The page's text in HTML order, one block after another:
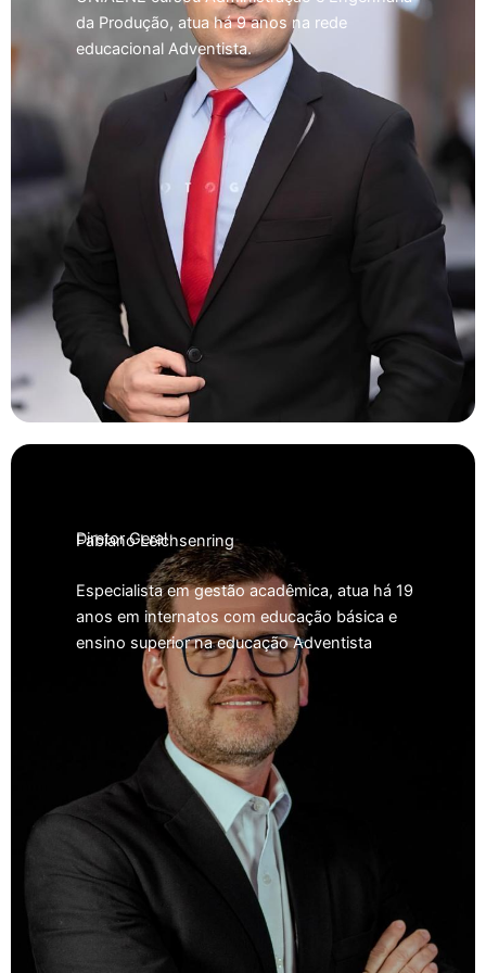
da Produção, atua há 9 anos na rede
educacional Adventista.
Fabiano Leichsenring
Diretor Geral
Especialista em gestão acadêmica, atua há 19
anos em internatos com educação básica e
ensino superior na educação Adventista